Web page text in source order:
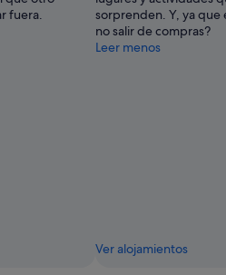
fuera.
sorprenden. Y, ya que
no salir de compras?
Leer menos
Ver alojamientos